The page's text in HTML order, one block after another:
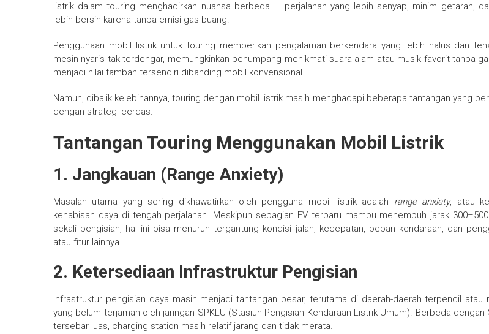
listrik dalam touring menghadirkan nuansa berbeda — perjalanan yang lebih senyap, minim getaran,
lebih bersih karena tanpa emisi gas buang.
Penggunaan mobil listrik untuk touring memberikan pengalaman berkendara yang lebih halus dan
mesin nyaris tak terdengar, memungkinkan penumpang menikmati suara alam atau musik favorit tanpa
menjadi nilai tambah tersendiri dibanding mobil konvensional.
Namun, dibalik kelebihannya, touring dengan mobil listrik masih menghadapi beberapa tantangan yang
dengan strategi cerdas.
Tantangan Touring Menggunakan Mobil Listrik
1. Jangkauan (Range Anxiety)
Masalah utama yang sering dikhawatirkan oleh pengguna mobil listrik adalah range anxiety, atau
kehabisan daya di tengah perjalanan. Meskipun sebagian EV terbaru mampu menempuh jarak
sekali pengisian, hal ini bisa menurun tergantung kondisi jalan, kecepatan, beban kendaraan, dan
atau fitur lainnya.
2. Ketersediaan Infrastruktur Pengisian
Infrastruktur pengisian daya masih menjadi tantangan besar, terutama di daerah-daerah terpencil atau
yang belum terjamah oleh jaringan SPKLU (Stasiun Pengisian Kendaraan Listrik Umum). Berbeda dengan
tersebar luas, charging station masih relatif jarang dan tidak merata.